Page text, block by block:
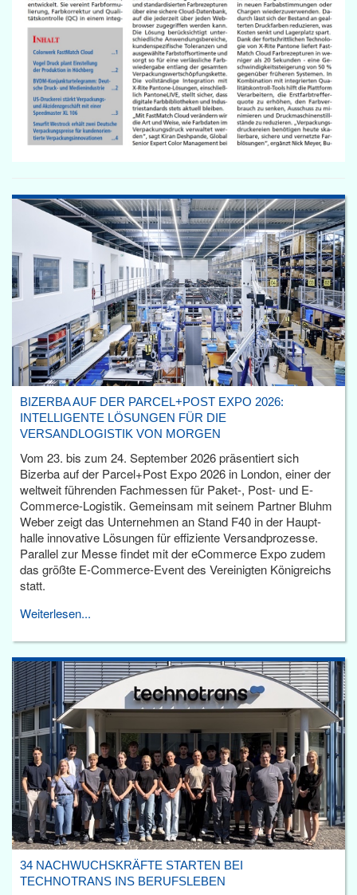
BIZERBA AUF DER PARCEL+POST EXPO 2026:
INTELLIGENTE LÖSUNGEN FÜR DIE
VERSANDLOGISTIK VON MORGEN
Vom 23. bis zum 24. September 2026 präsentiert sich
Bizerba auf der Parcel+Post Expo 2026 in London, einer der
weltweit führenden Fachmessen für Paket-, Post- und E-
Commerce-Logistik. Gemeinsam mit seinem Partner Bluhm
Weber zeigt das Unternehmen an Stand F40 in der Haupt­
halle innovative Lösungen für effiziente Versandprozesse.
Parallel zur Messe findet mit der eCommerce Expo zudem
das größte E-Commerce-Event des Vereinigten Königreichs
statt.
Weiterlesen...
34 NACHWUCHSKRÄFTE STARTEN BEI
TECHNOTRANS INS BERUFSLEBEN